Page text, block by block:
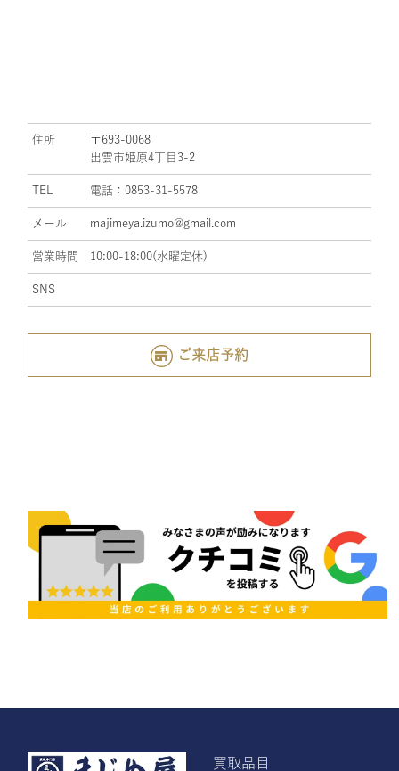
住所
〒693-0068
出雲市姫原4丁目3-2
TEL 電話：0853-31-5578
メール majimeya.izumo@gmail.com
営業時間 10:00-18:00(水曜定休)
SNS
ご来店予約
買取品目